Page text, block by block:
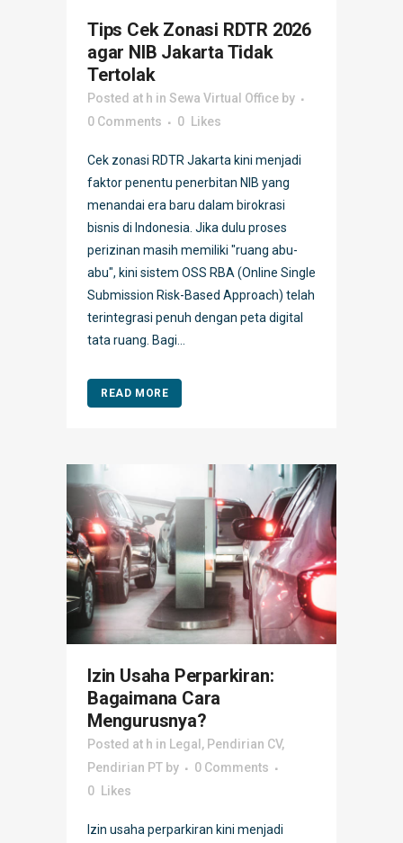
Tips Cek Zonasi RDTR 2026
agar NIB Jakarta Tidak
Tertolak
Posted at h in Sewa Virtual Office by
0 Comments
0 Likes
Cek zonasi RDTR Jakarta kini menjadi
faktor penentu penerbitan NIB yang
menandai era baru dalam birokrasi
bisnis di Indonesia. Jika dulu proses
perizinan masih memiliki "ruang abu-
abu", kini sistem OSS RBA (Online Single
Submission Risk-Based Approach) telah
terintegrasi penuh dengan peta digital
tata ruang. Bagi...
READ MORE
Izin Usaha Perparkiran:
Bagaimana Cara
Mengurusnya?
Posted at h in Legal , Pendirian CV,
Pendirian PT by
0 Comments
0
Likes
Izin usaha perparkiran kini menjadi